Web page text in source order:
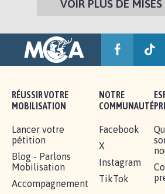
VOIR PLUS DE
RÉUSSIR VOTRE
MOBILISATION
Lancer votre
pétition
Blog - Parlons
Mobilisation
Accompagnement
NOTRE
COMMUNAUTÉ
Facebook
X
Instagram
TikTok